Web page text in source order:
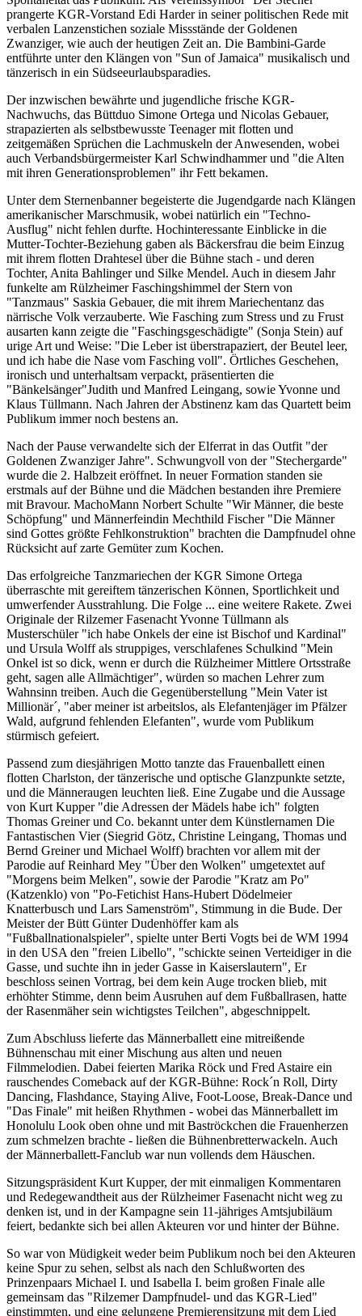
prangerte KGR-Vorstand Edi Harder in seiner politischen Rede mit
verbalen Lanzenstichen soziale Missstände der Goldenen
Zwanziger, wie auch der heutigen Zeit an. Die Bambini-Garde
entführte unter den Klängen von "Sun of Jamaica" musikalisch und
tänzerisch in ein Südseeurlaubsparadies.
Der inzwischen bewährte und jugendliche frische KGR-
Nachwuchs, das Büttduo Simone Ortega und Nicolas Gebauer,
strapazierten als selbstbewusste Teenager mit flotten und
zeitgemäßen Sprüchen die Lachmuskeln der Anwesenden, wobei
auch Verbandsbürgermeister Karl Schwindhammer und "die Alten
mit ihren Generationsproblemen" ihr Fett bekamen.
Unter dem Sternenbanner begeisterte die Jugendgarde nach Klängen
amerikanischer Marschmusik, wobei natürlich ein "Techno-
Ausflug" nicht fehlen durfte. Hochinteressante Einblicke in die
Mutter-Tochter-Beziehung gaben als Bäckersfrau die beim Einzug
mit ihrem flotten Drahtesel über die Bühne stach - und deren
Tochter, Anita Bahlinger und Silke Mendel. Auch in diesem Jahr
funkelte am Rülzheimer Faschingshimmel der Stern von
"Tanzmaus" Saskia Gebauer, die mit ihrem Mariechentanz das
närrische Volk verzauberte. Wie Fasching zum Stress und zu Frust
ausarten kann zeigte die "Faschingsgeschädigte" (Sonja Stein) auf
urige Art und Weise: "Die Leber ist überstrapaziert, der Beutel leer,
und ich habe die Nase vom Fasching voll". Örtliches Geschehen,
ironisch und unterhaltsam verpackt, präsentierten die
"Bänkelsänger"Judith und Manfred Leingang, sowie Yvonne und
Klaus Tüllmann. Nach Jahren der Abstinenz kam das Quartett beim
Publikum immer noch bestens an.
Nach der Pause verwandelte sich der Elferrat in das Outfit "der
Goldenen Zwanziger Jahre". Schwungvoll von der "Stechergarde"
wurde die 2. Halbzeit eröffnet. In neuer Formation standen sie
erstmals auf der Bühne und die Mädchen bestanden ihre Premiere
mit Bravour. MachoMann Norbert Schulte "Wir Männer, die beste
Schöpfung" und Männerfeindin Mechthild Fischer "Die Männer
sind Gottes größte Fehlkonstruktion" brachten die Dampfnudel ohne
Rücksicht auf zarte Gemüter zum Kochen.
Das erfolgreiche Tanzmariechen der KGR Simone Ortega
überraschte mit gereiftem tänzerischen Können, Sportlichkeit und
umwerfender Ausstrahlung. Die Folge ... eine weitere Rakete. Zwei
Originale der Rilzemer Fasenacht Yvonne Tüllmann als
Musterschüler "ich habe Onkels der eine ist Bischof und Kardinal"
und Ursula Wolff als struppiges, verschlafenes Schulkind "Mein
Onkel ist so dick, wenn er durch die Rülzheimer Mittlere Ortsstraße
geht, sagen alle Allmächtiger", würden so machen Lehrer zum
Wahnsinn treiben. Auch die Gegenüberstellung "Mein Vater ist
Millionär´, "aber meiner ist arbeitslos, als Elefantenjäger im Pfälzer
Wald, aufgrund fehlenden Elefanten", wurde vom Publikum
stürmisch gefeiert.
Passend zum diesjährigen Motto tanzte das Frauenballett einen
flotten Charlston, der tänzerische und optische Glanzpunkte setzte,
und die Männeraugen leuchten ließ. Eine Zugabe und die Aussage
von Kurt Kupper "die Adressen der Mädels habe ich" folgten
Thomas Greiner und Co. bekannt unter dem Künstlernamen Die
Fantastischen Vier (Siegrid Götz, Christine Leingang, Thomas und
Bernd Greiner und Michael Wolff) brachten vor allem mit der
Parodie auf Reinhard Mey "Über den Wolken" umgetextet auf
"Morgens beim Melken", sowie der Parodie "Kratz am Po"
(Katzenklo) von "Po-Fetichist Hans-Hubert Dödelmeier
Knatterbusch und Lars Samenström", Stimmung in die Bude. Der
Meister der Bütt Günter Dudenhöffer kam als
"Fußballnationalspieler", spielte unter Berti Vogts bei de WM 1994
in den USA den "freien Libello", "schickte seinen Verteidiger in die
Gasse, und suchte ihn in jeder Gasse in Kaiserslautern", Er
beschloss seinen Vortrag, bei dem kein Auge trocken blieb, mit
erhöhter Stimme, denn beim Ausruhen auf dem Fußballrasen, hatte
der Rasenmäher sein wichtigstes Teilchen", abgeschnippelt.
Zum Abschluss lieferte das Männerballett eine mitreißende
Bühnenschau mit einer Mischung aus alten und neuen
Filmmelodien. Dabei feierten Marika Röck und Fred Astaire ein
rauschendes Comeback auf der KGR-Bühne: Rock´n Roll, Dirty
Dancing, Flashdance, Staying Alive, Foot-Loose, Break-Dance und
"Das Finale" mit heißen Rhythmen - wobei das Männerballett im
Honolulu Look oben ohne und mit Baströckchen die Frauenherzen
zum schmelzen brachte - ließen die Bühnenbretterwackeln. Auch
der Männerballett-Fanclub war nun vollends dem Häuschen.
Sitzungspräsident Kurt Kupper, der mit einmaligen Kommentaren
und Redegewandtheit aus der Rülzheimer Fasenacht nicht weg zu
denken ist, und in der Kampagne sein 11-jähriges Amtsjubiläum
feiert, bedankte sich bei allen Akteuren vor und hinter der Bühne.
So war von Müdigkeit weder beim Publikum noch bei den Akteuren
keine Spur zu sehen, selbst als nach den Schlußworten des
Prinzenpaars Michael I. und Isabella I. beim großen Finale alle
gemeinsam das "Rilzemer Dampfnudel- und das KGR-Lied"
einstimmten, und eine gelungene Premierensitzung mit dem Lied